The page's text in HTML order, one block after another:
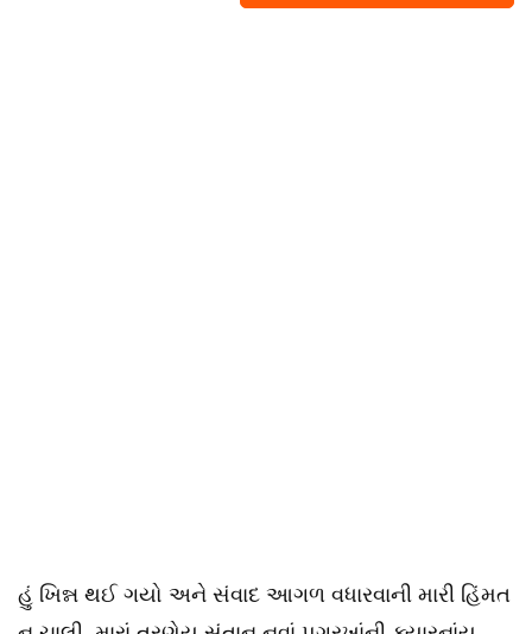
હું ખિન્ન થઈ ગયો અને સંવાદ આગળ વધારવાની મારી હિંમત